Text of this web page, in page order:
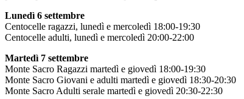
Lunedì 6 settembre
Centocelle ragazzi, lunedì e mercoledì 18:00-19:30
Centocelle adulti, lunedì e mercoledì 20:00-22:00
Martedì 7 settembre
Monte Sacro Ragazzi martedì e giovedì 18:00-19:30
Monte Sacro Giovani e adulti martedì e giovedì 18:30-20:30
Monte Sacro Adulti serale martedì e giovedì 20:30-22:30